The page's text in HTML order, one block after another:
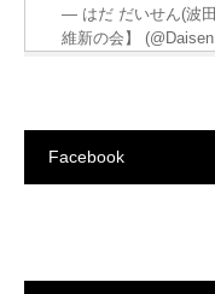
— はだ だいせん(波
維新の会】
Facebook